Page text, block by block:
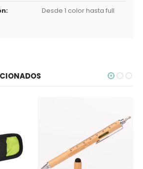
Desde 1 color hasta full